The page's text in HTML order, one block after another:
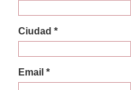
Ciudad *
Email *